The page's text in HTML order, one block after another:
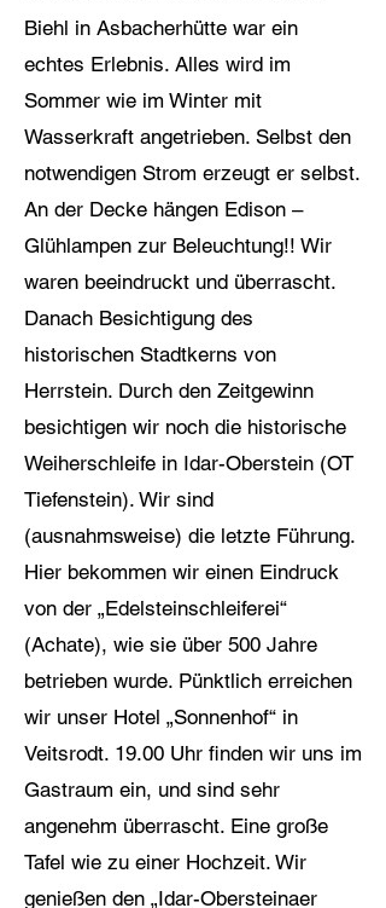
Biehl in Asbacherhütte war ein
echtes Erlebnis. Alles wird im
Sommer wie im Winter mit
Wasserkraft angetrieben. Selbst den
notwendigen Strom erzeugt er selbst.
An der Decke hängen Edison –
Glühlampen zur Beleuchtung!! Wir
waren beeindruckt und überrascht.
Danach Besichtigung des
historischen Stadtkerns von
Herrstein. Durch den Zeitgewinn
besichtigen wir noch die historische
Weiherschleife in Idar-Oberstein (OT
Tiefenstein). Wir sind
(ausnahmsweise) die letzte Führung.
Hier bekommen wir einen Eindruck
von der „Edelsteinschleiferei“
(Achate), wie sie über 500 Jahre
betrieben wurde. Pünktlich erreichen
wir unser Hotel „Sonnenhof“ in
Veitsrodt. 19.00 Uhr finden wir uns im
Gastraum ein, und sind sehr
angenehm überrascht. Eine große
Tafel wie zu einer Hochzeit. Wir
genießen den „Idar-Obersteinaer